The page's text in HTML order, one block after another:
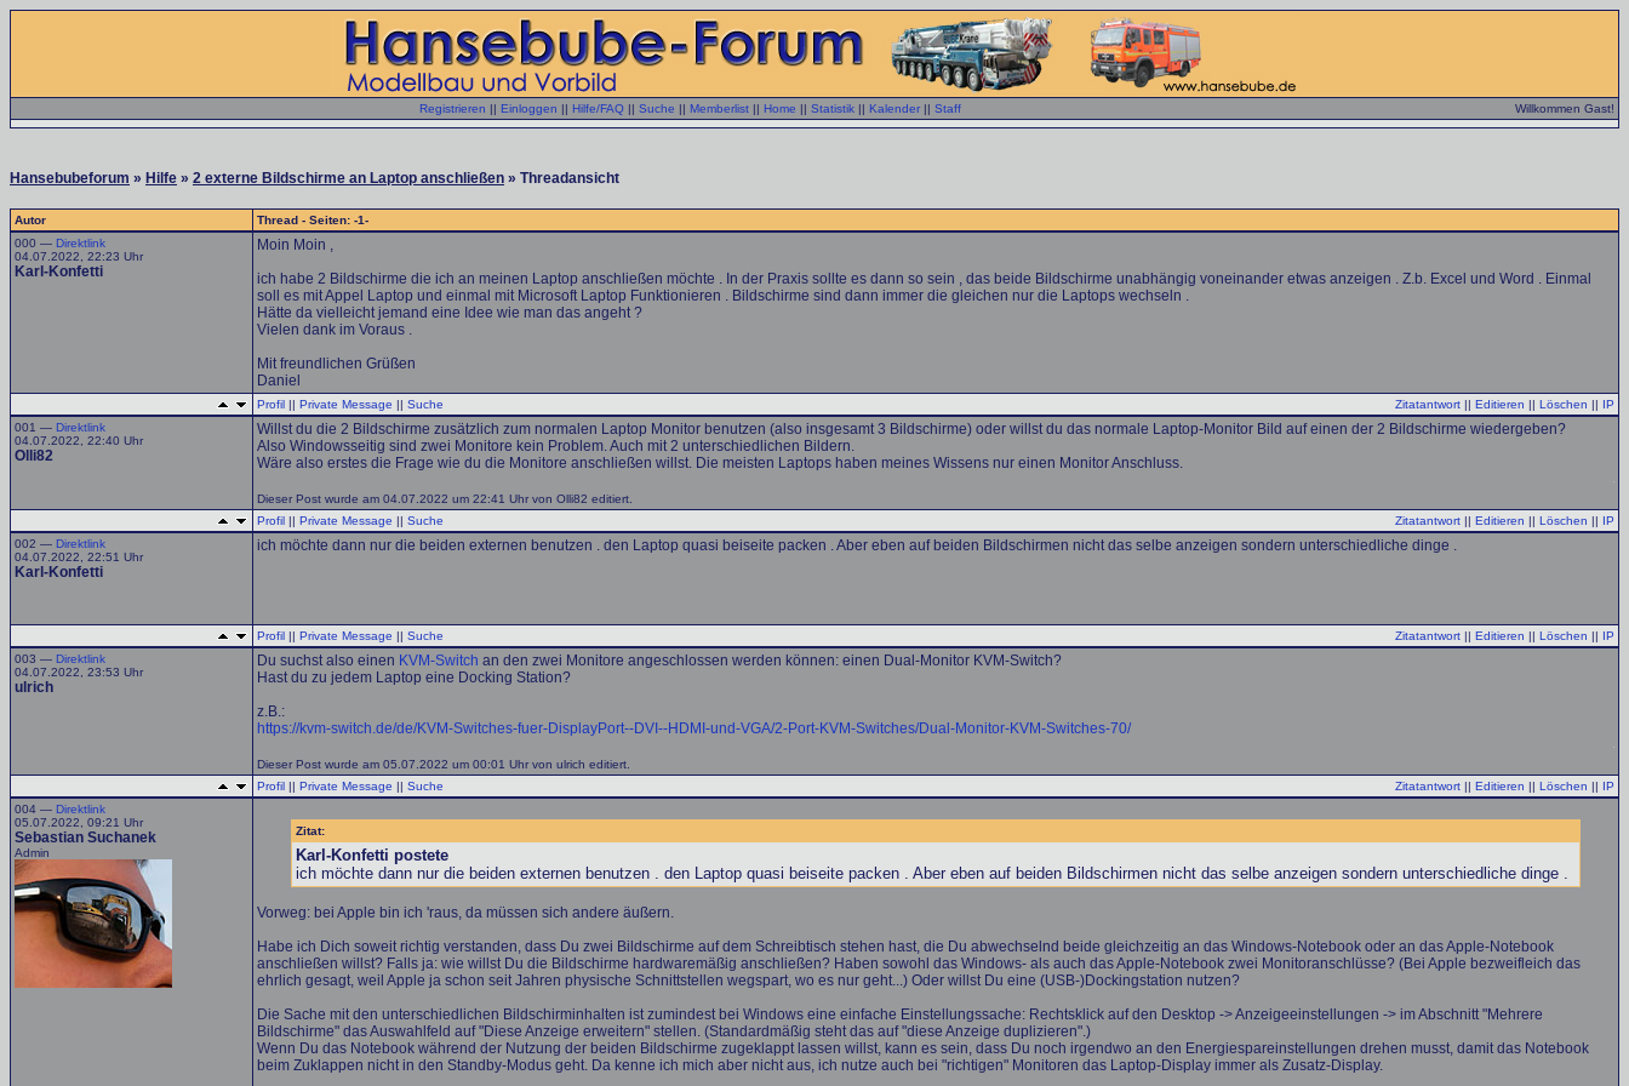
Registrieren || Einloggen || Hilfe/FAQ || Suche || Memberlist || Home || Statistik || Kalender || Staff Willkommen Gast!
Hansebubeforum » Hilfe » 2 externe Bildschirme an Laptop anschließen » Threadansicht
Autor
Thread - Seiten: -1-
000 — Direktlink
04.07.2022, 22:23 Uhr
Karl-Konfetti
Moin Moin ,
ich habe 2 Bildschirme die ich an meinen Laptop anschließen möchte . In der Praxis sollte es dann so sein , das beide Bildschirme unabhängig voneinander etwas anzeigen . Z.b. Excel und Word . Einmal
soll es mit Appel Laptop und einmal mit Microsoft Laptop Funktionieren . Bildschirme sind dann immer die gleichen nur die Laptops wechseln .
Hätte da vielleicht jemand eine Idee wie man das angeht ?
Vielen dank im Voraus .
Mit freundlichen Grüßen
Daniel
Profil || Private Message || Suche Zitatantwort || Editieren || Löschen || IP
001 — Direktlink
04.07.2022, 22:40 Uhr
Olli82
Willst du die 2 Bildschirme zusätzlich zum normalen Laptop Monitor benutzen (also insgesamt 3 Bildschirme) oder willst du das normale Laptop-Monitor Bild auf einen der 2 Bildschirme wiedergeben?
Also Windowsseitig sind zwei Monitore kein Problem. Auch mit 2 unterschiedlichen Bildern.
Wäre also erstes die Frage wie du die Monitore anschließen willst. Die meisten Laptops haben meines Wissens nur einen Monitor Anschluss.
Dieser Post wurde am 04.07.2022 um 22:41 Uhr von Olli82 editiert.
Profil || Private Message || Suche Zitatantwort || Editieren || Löschen || IP
002 — Direktlink
04.07.2022, 22:51 Uhr
Karl-Konfetti
ich möchte dann nur die beiden externen benutzen . den Laptop quasi beiseite packen . Aber eben auf beiden Bildschirmen nicht das selbe anzeigen sondern unterschiedliche dinge .
Profil || Private Message || Suche Zitatantwort || Editieren || Löschen || IP
003 — Direktlink
04.07.2022, 23:53 Uhr
ulrich
Du suchst also einen KVM-Switch an den zwei Monitore angeschlossen werden können: einen Dual-Monitor KVM-Switch?
Hast du zu jedem Laptop eine Docking Station?
z.B.:
https://kvm-switch.de/de/KVM-Switches-fuer-DisplayPort--DVI--HDMI-und-VGA/2-Port-KVM-Switches/Dual-Monitor-KVM-Switches-70/
Dieser Post wurde am 05.07.2022 um 00:01 Uhr von ulrich editiert.
Profil || Private Message || Suche Zitatantwort || Editieren || Löschen || IP
004 — Direktlink
05.07.2022, 09:21 Uhr
Sebastian Suchanek
Admin
Zitat:
Karl-Konfetti postete
ich möchte dann nur die beiden externen benutzen . den Laptop quasi beiseite packen . Aber eben auf beiden Bildschirmen nicht das selbe anzeigen sondern unterschiedliche dinge .
Vorweg: bei Apple bin ich 'raus, da müssen sich andere äußern.
Habe ich Dich soweit richtig verstanden, dass Du zwei Bildschirme auf dem Schreibtisch stehen hast, die Du abwechselnd beide gleichzeitig an das Windows-Notebook oder an das Apple-Notebook
anschließen willst? Falls ja: wie willst Du die Bildschirme hardwaremäßig anschließen? Haben sowohl das Windows- als auch das Apple-Notebook zwei Monitoranschlüsse? (Bei Apple bezweifleich das
ehrlich gesagt, weil Apple ja schon seit Jahren physische Schnittstellen wegspart, wo es nur geht...) Oder willst Du eine (USB-)Dockingstation nutzen?
Die Sache mit den unterschiedlichen Bildschirminhalten ist zumindest bei Windows eine einfache Einstellungssache: Rechtsklick auf den Desktop -> Anzeigeeinstellungen -> im Abschnitt "Mehrere
Bildschirme" das Auswahlfeld auf "Diese Anzeige erweitern" stellen. (Standardmäßig steht das auf "diese Anzeige duplizieren".)
Wenn Du das Notebook während der Nutzung der beiden Bildschirme zugeklappt lassen willst, kann es sein, dass Du noch irgendwo an den Energiespareinstellungen drehen musst, damit das Notebook
beim Zuklappen nicht in den Standby-Modus geht. Da kenne ich mich aber nicht aus, ich nutze auch bei "richtigen" Monitoren das Laptop-Display immer als Zusatz-Display.